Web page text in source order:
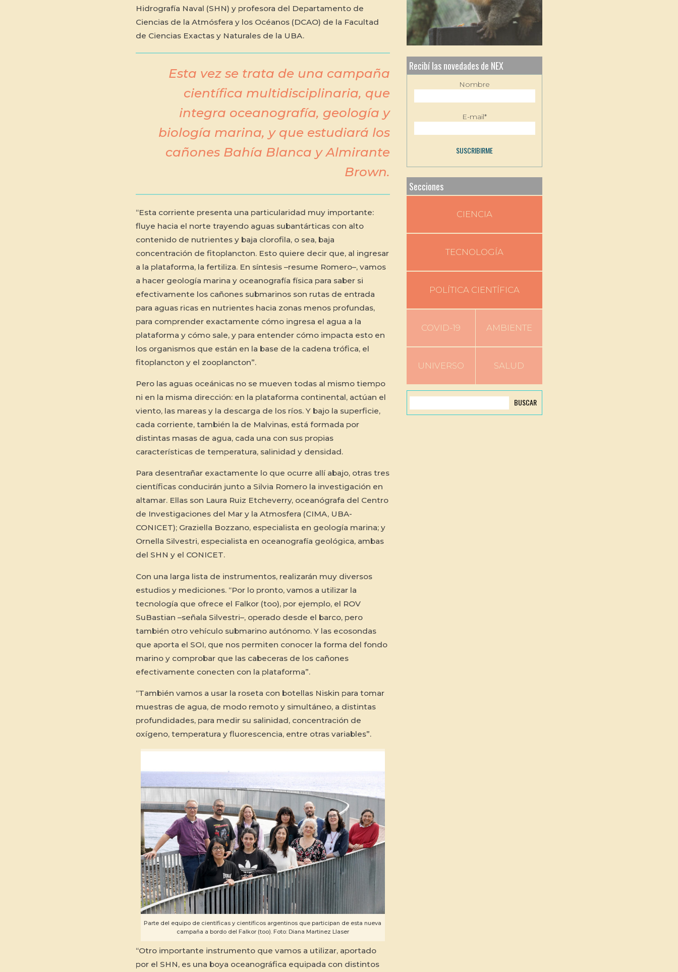
Hidrografía Naval (SHN) y profesora del Departamento de
Ciencias de la Atmósfera y los Océanos (DCAO) de la Facultad
de Ciencias Exactas y Naturales de la UBA.
Esta vez se trata de una campaña
científica multidisciplinaria, que
integra oceanografía, geología y
biología marina, y que estudiará los
cañones Bahía Blanca y Almirante
Brown.
“Esta corriente presenta una particularidad muy importante:
fluye hacia el norte trayendo aguas subantárticas con alto
contenido de nutrientes y baja clorofila, o sea, baja
concentración de fitoplancton. Esto quiere decir que, al ingresar
a la plataforma, la fertiliza. En síntesis –resume Romero–, vamos
a hacer geología marina y oceanografía física para saber si
efectivamente los cañones submarinos son rutas de entrada
para aguas ricas en nutrientes hacia zonas menos profundas,
para comprender exactamente cómo ingresa el agua a la
plataforma y cómo sale, y para entender cómo impacta esto en
los organismos que están en la base de la cadena trófica, el
fitoplancton y el zooplancton”.
Pero las aguas oceánicas no se mueven todas al mismo tiempo
ni en la misma dirección: en la plataforma continental, actúan el
viento, las mareas y la descarga de los ríos. Y bajo la superficie,
cada corriente, también la de Malvinas, está formada por
distintas masas de agua, cada una con sus propias
características de temperatura, salinidad y densidad.
Para desentrañar exactamente lo que ocurre allí abajo, otras tres
científicas conducirán junto a Silvia Romero la investigación en
altamar. Ellas son Laura Ruiz Etcheverry, oceanógrafa del Centro
de Investigaciones del Mar y la Atmosfera (CIMA, UBA-
CONICET); Graziella Bozzano, especialista en geología marina; y
Ornella Silvestri, especialista en oceanografía geológica, ambas
del SHN y el CONICET.
Con una larga lista de instrumentos, realizarán muy diversos
estudios y mediciones. “Por lo pronto, vamos a utilizar la
tecnología que ofrece el Falkor (too), por ejemplo, el ROV
SuBastian –señala Silvestri–, operado desde el barco, pero
también otro vehículo submarino autónomo. Y las ecosondas
que aporta el SOI, que nos permiten conocer la forma del fondo
marino y comprobar que las cabeceras de los cañones
efectivamente conecten con la plataforma”.
“También vamos a usar la roseta con botellas Niskin para tomar
muestras de agua, de modo remoto y simultáneo, a distintas
profundidades, para medir su salinidad, concentración de
oxígeno, temperatura y fluorescencia, entre otras variables”.
Parte del equipo de científicas y científicos argentinos que participan de esta nueva
campaña a bordo del Falkor (too). Foto: Diana Martinez Llaser
“Otro importante instrumento que vamos a utilizar, aportado
por el SHN, es una boya oceanográfica equipada con distintos
Recibí las novedades de NEX
Nombre
E-mail*
Secciones
CIENCIA
TECNOLOGÍA
POLÍTICA CIENTÍFICA
COVID-19 AMBIENTE
UNIVERSO SALUD
BUSCAR